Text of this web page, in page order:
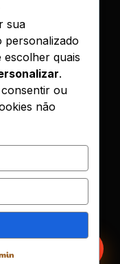
reservados.
sua
personalizado
escolher quais
.
ou
não